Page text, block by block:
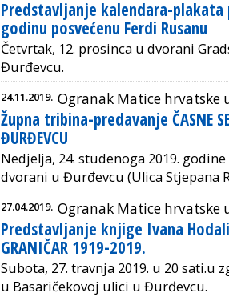
Predstavljanje kalendara-plakata
godinu posvećenu Ferdi Rusanu
Četvrtak, 12. prosinca u dvorani
Đurđevcu.
24.11.2019. Ogranak Matice hrvatske
Župna tribina-predavanje ČASNE
ĐURĐEVCU
Nedjelja, 24. studenoga 2019.
dvorani u Đurđevcu (Ulica Stjepana
27.04.2019. Ogranak Matice hrvatske
Predstavljanje knjige Ivana
GRANIČAR 1919-2019.
Subota, 27. travnja 2019. u 20 sati.u
u Basaričekovoj ulici u Đurđevcu.